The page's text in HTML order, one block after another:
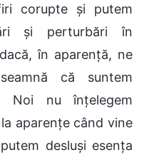
corupte și putem
și perturbări în
în aparență, ne
că suntem
Noi nu înțelegem
aparențe când vine
desluși esența